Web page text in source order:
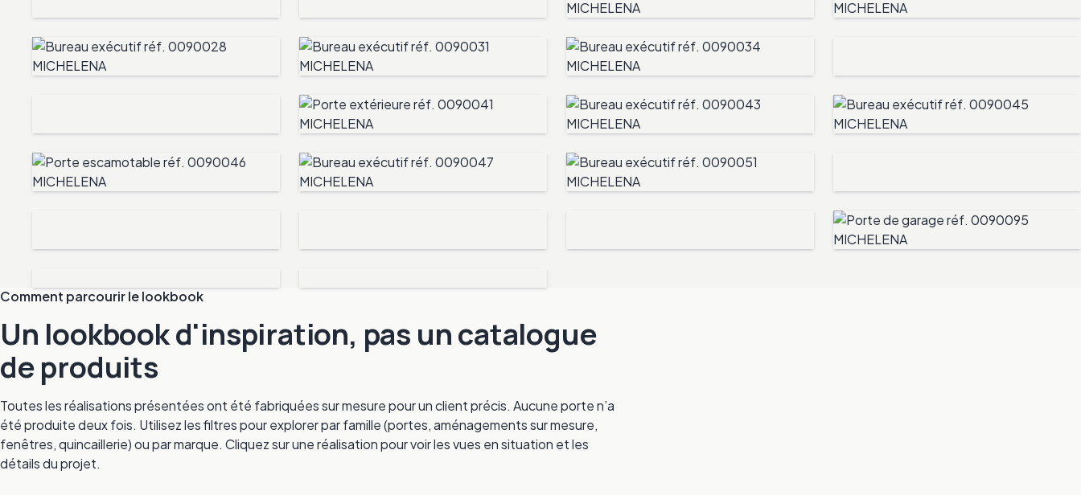
Comment parcourir le lookbook
Un lookbook d'inspiration, pas un catalogue
de produits
Toutes les réalisations présentées ont été fabriquées sur mesure pour un client précis. Aucune porte n’a
été produite deux fois. Utilisez les filtres pour explorer par famille (portes, aménagements sur mesure,
fenêtres, quincaillerie) ou par marque. Cliquez sur une réalisation pour voir les vues en situation et les
détails du projet.